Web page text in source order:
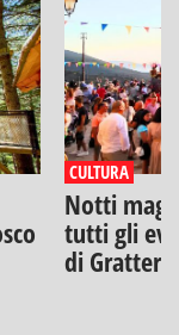
CULTURA
Notti
tutti gli
di Gratteri